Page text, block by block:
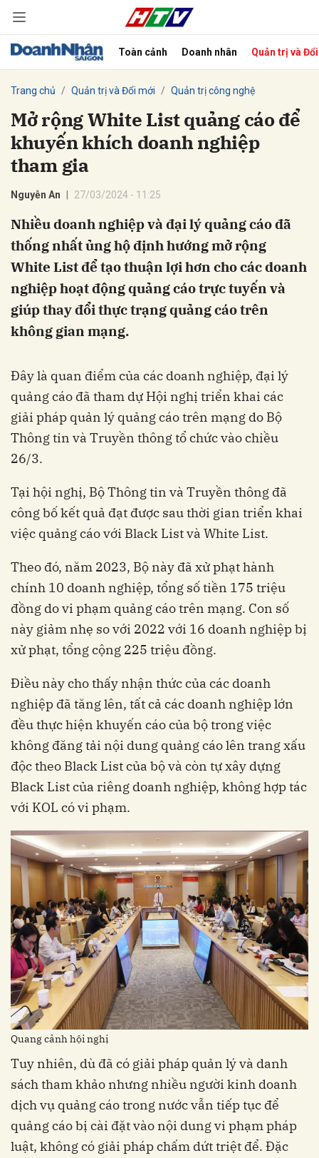
Toàn cảnh Doanh nhân Quản trị và
Trang chủ Quản trị và Đổi mới Quản trị công nghệ
Mở rộng White List quảng cáo để
khuyến khích doanh nghiệp
tham gia
Nguyễn An 27/03/2024 - 11:25
Nhiều doanh nghiệp và đại lý quảng cáo đã
thống nhất ủng hộ định hướng mở rộng
White List để tạo thuận lợi hơn cho các doanh
nghiệp hoạt động quảng cáo trực tuyến và
giúp thay đổi thực trạng quảng cáo trên
không gian mạng.
Đây là quan điểm của các doanh nghiệp, đại lý
quảng cáo đã tham dự Hội nghị triển khai các
giải pháp quản lý quảng cáo trên mạng do Bộ
Thông tin và Truyền thông tổ chức vào chiều
26/3.
Tại hội nghị, Bộ Thông tin và Truyền thông đã
công bố kết quả đạt được sau thời gian triển khai
việc quảng cáo với Black List và White List.
Theo đó, năm 2023, Bộ này đã xử phạt hành
chính 10 doanh nghiệp, tổng số tiền 175 triệu
đồng do vi phạm quảng cáo trên mạng. Con số
này giảm nhẹ so với 2022 với 16 doanh nghiệp bị
xử phạt, tổng cộng 225 triệu đồng.
Điều này cho thấy nhận thức của các doanh
nghiệp đã tăng lên, tất cả các doanh nghiệp lớn
đều thực hiện khuyến cáo của bộ trong việc
không đăng tải nội dung quảng cáo lên trang xấu
độc theo Black List của bộ và còn tự xây dựng
Black List của riêng doanh nghiệp, không hợp tác
với KOL có vi phạm.
Quang cảnh hội nghị
Tuy nhiên, dù đã có giải pháp quản lý và danh
sách tham khảo nhưng nhiều người kinh doanh
dịch vụ quảng cáo trong nước vẫn tiếp tục để
quảng cáo bị cài đặt vào nội dung vi phạm pháp
luật, không có giải pháp chấm dứt triệt để. Đặc
Hủy